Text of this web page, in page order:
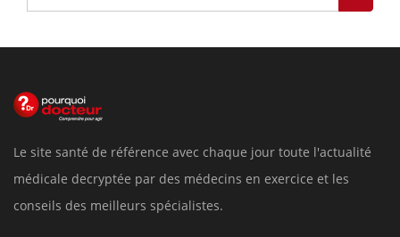
Le site santé de référence avec chaque jour toute l'actualité
médicale decryptée par des médecins en exercice et les
conseils des meilleurs spécialistes.